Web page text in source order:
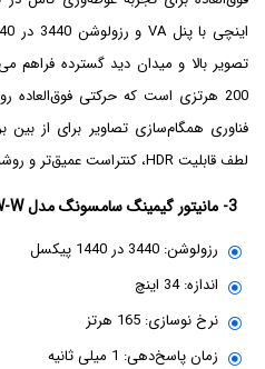
تصویر بالا و میدان دید گسترده فراهم
200 هرتزی است که حرکتی فوق‌العاده
فناوری همگام‌سازی تصاویر برای از بین
لطف قابلیت HDR، کنتراست عمیق‌تر و روشنایی مناسبی را ارائه می‌کند.
3- مانیتور گیمینگ سامسونگ مدل LC34G55TW-W سایز 34 اینچ
رزولوشن: 3440 در 1440 پیکسل
اندازه: 34 اینچ
نرخ نوسازی: 165 هرتز
زمان پاسخ‌دهی: 1 میلی‌ ثانیه